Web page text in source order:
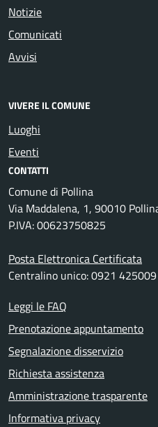
Notizie
Comunicati
Avvisi
VIVERE IL COMUNE
Luoghi
Eventi
CONTATTI
Comune di Pollina
Via Maddalena, 1, 90010
P.IVA: 00623750825
Posta Elettronica Certificata
Centralino unico: 0921 425009
Leggi le FAQ
Prenotazione appuntamento
Segnalazione disservizio
Richiesta assistenza
Amministrazione trasparente
Informativa privacy